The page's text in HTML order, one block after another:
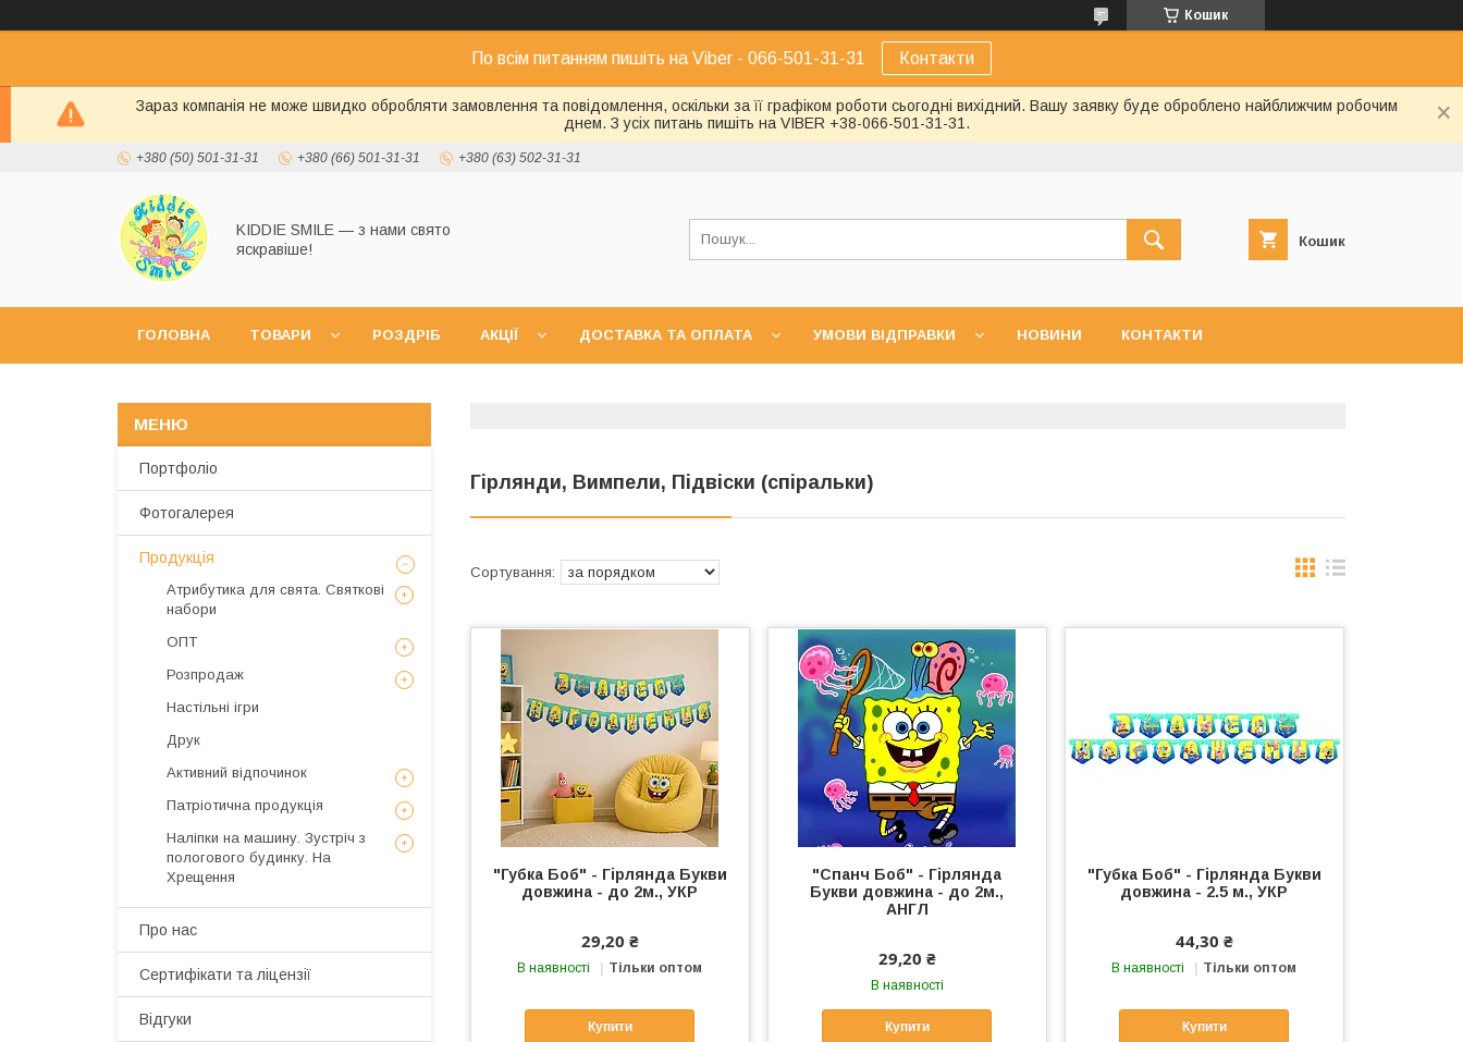
Кошик
По всім питанням пишіть на Viber - 066-501-31-31 Контакти
Зараз компанія не може швидко обробляти замовлення та повідомлення, оскільки за її графіком роботи сьогодні вихідний. Вашу заявку буде оброблено найближчим робочим
днем. З усіх питань пишіть на VIBER +38-066-501-31-31.
+380 (50) 501-31-31 +380 (66) 501-31-31 +380 (63) 502-31-31
KIDDIE SMILE — з нами свято
яскравіше!
Кошик
ГОЛОВНА ТОВАРИ РОЗДРІБ АКЦІЇ ДОСТАВКА ТА ОПЛАТА УМОВИ ВІДПРАВКИ НОВИНИ КОНТАКТИ
Гірлянди, Вимпели, Підвіски (спіральки)
"Губка Боб" - Гірлянда Букви
довжина - до 2м., УКР
29,20 ₴
В наявності Тільки оптом
Купити
"Спанч Боб" - Гірлянда
Букви довжина - до 2м.,
АНГЛ
29,20 ₴
В наявності
Купити
"Губка Боб" - Гірлянда Букви
довжина - 2.5 м., УКР
44,30 ₴
В наявності Тільки оптом
Купити
Портфоліо
Фотогалерея
Продукція
Атрибутика для свята. Святкові
набори
ОПТ
Розпродаж
Настільні ігри
Друк
Активний відпочинок
Патріотична продукція
Наліпки на машину. Зустріч з
пологового будинку. На
Хрещення
Про нас
Сертифікати та ліцензії
Відгуки